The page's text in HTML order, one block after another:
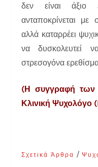
δεν είναι άξιο
ανταποκρίνεται με
αλλά καταρρέει
να δυσκολευτεί να
στρεσογόνα
(Η συγγραφή των
Κλινική Ψυχολόγο
Σχετικά Άρθρα /